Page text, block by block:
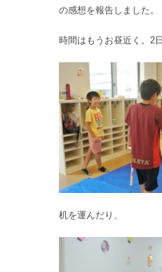
の感想を報告しました。
時間はもうお昼近く。2
机を運んだり、